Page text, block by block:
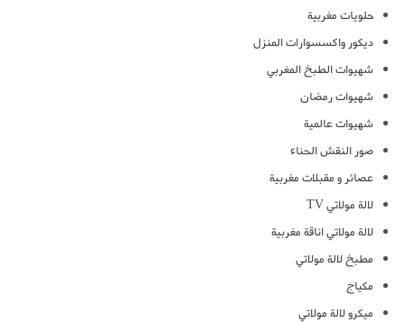
حلويات مغربية
ديكور واكسسوارات المنزل
شهيوات الطبخ المغربي
شهيوات رمضان
شهيوات عالمية
صور النقش الحناء
عصائر و مقبلات مغربية
لالة مولاتي TV
لالة مولاتي اناقة مغربية
مطبخ لالة مولاتي
مكياج
ميكرو لالة مولاتي